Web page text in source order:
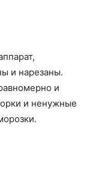
и нарезаны.
и
и ненужные